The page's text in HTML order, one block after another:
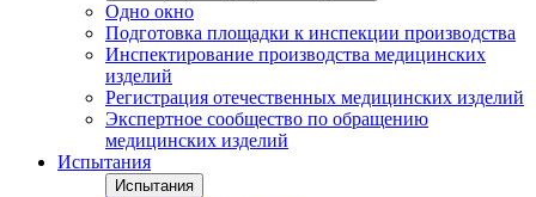
Одно окно
Подготовка площадки к инспекции производства
Инспектирование производства медицинских
изделий
Регистрация отечественных медицинских изделий
Экспертное сообщество по обращению
медицинских изделий
Испытания
Испытания